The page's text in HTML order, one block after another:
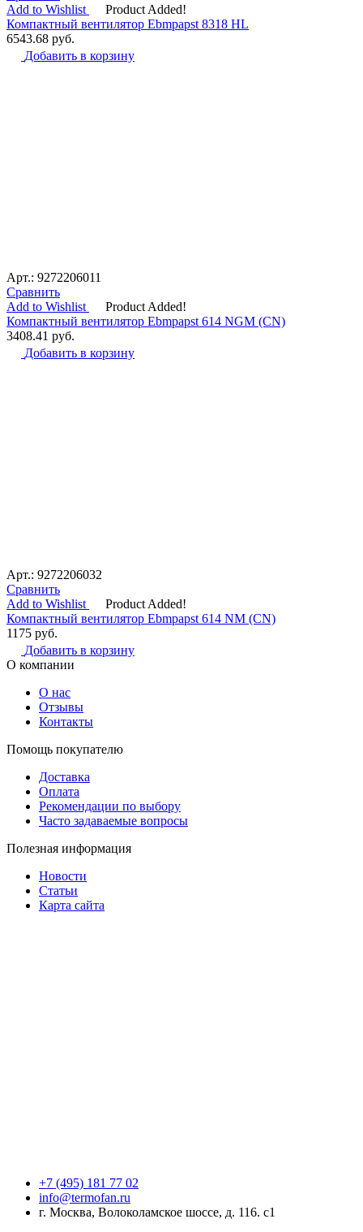
Add to Wishlist
Product Added!
Компактный вентилятор Ebmpapst 8318 HL
6543.68 руб.
Добавить в корзину
Арт.: 9272206011
Сравнить
Add to Wishlist
Product Added!
Компактный вентилятор Ebmpapst 614 NGM (CN)
3408.41 руб.
Добавить в корзину
Арт.: 9272206032
Сравнить
Add to Wishlist
Product Added!
Компактный вентилятор Ebmpapst 614 NM (CN)
1175 руб.
Добавить в корзину
О компании
О нас
Отзывы
Контакты
Помощь покупателю
Доставка
Оплата
Рекомендации по выбору
Часто задаваемые вопросы
Полезная информация
Новости
Статьи
Карта сайта
+7 (495) 181 77 02
info@termofan.ru
г. Москва, Волоколамское шоссе, д. 116. с1